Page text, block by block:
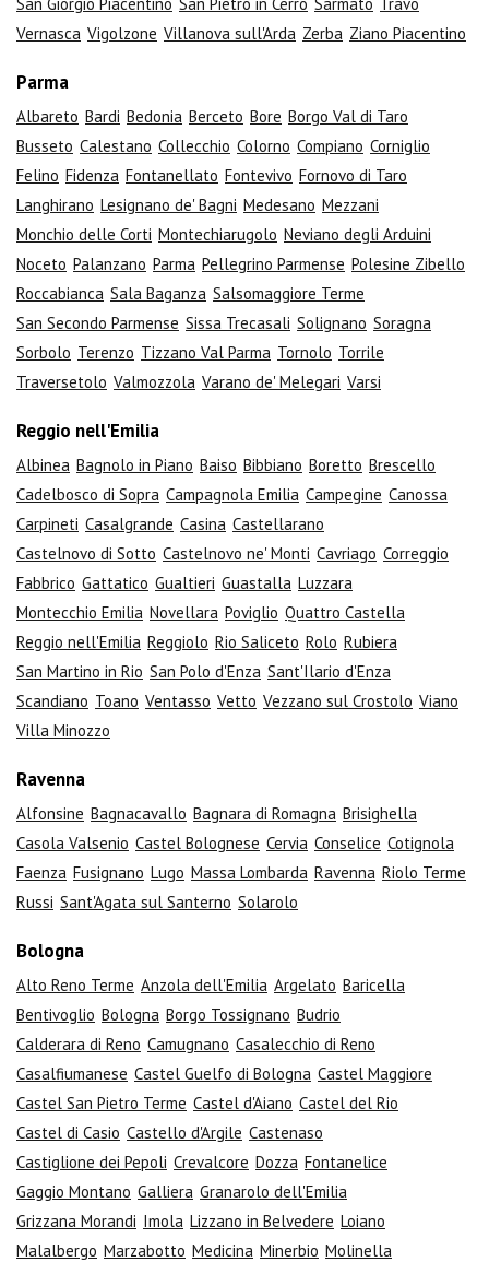
Vernasca Vigolzone Villanova sull'Arda Zerba Ziano Piacentino
Parma
Albareto Bardi Bedonia Berceto Bore Borgo Val di Taro
Busseto Calestano Collecchio Colorno Compiano Corniglio
Felino Fidenza Fontanellato Fontevivo Fornovo di Taro
Langhirano Lesignano de' Bagni Medesano Mezzani
Monchio delle Corti Montechiarugolo Neviano degli Arduini
Noceto Palanzano Parma Pellegrino Parmense Polesine Zibello
Roccabianca Sala Baganza Salsomaggiore Terme
San Secondo Parmense Sissa Trecasali Solignano Soragna
Sorbolo Terenzo Tizzano Val Parma Tornolo Torrile
Traversetolo Valmozzola Varano de' Melegari Varsi
Reggio nell'Emilia
Albinea Bagnolo in Piano Baiso Bibbiano Boretto Brescello
Cadelbosco di Sopra Campagnola Emilia Campegine Canossa
Carpineti Casalgrande Casina Castellarano
Castelnovo di Sotto Castelnovo ne' Monti Cavriago Correggio
Fabbrico Gattatico Gualtieri Guastalla Luzzara
Montecchio Emilia Novellara Poviglio Quattro Castella
Reggio nell'Emilia Reggiolo Rio Saliceto Rolo Rubiera
San Martino in Rio San Polo d'Enza Sant'Ilario d'Enza
Scandiano Toano Ventasso Vetto Vezzano sul Crostolo Viano
Villa Minozzo
Ravenna
Alfonsine Bagnacavallo Bagnara di Romagna Brisighella
Casola Valsenio Castel Bolognese Cervia Conselice Cotignola
Faenza Fusignano Lugo Massa Lombarda Ravenna Riolo Terme
Russi Sant'Agata sul Santerno Solarolo
Bologna
Alto Reno Terme Anzola dell'Emilia Argelato Baricella
Bentivoglio Bologna Borgo Tossignano Budrio
Calderara di Reno Camugnano Casalecchio di Reno
Casalfiumanese Castel Guelfo di Bologna Castel Maggiore
Castel San Pietro Terme Castel d'Aiano Castel del Rio
Castel di Casio Castello d'Argile Castenaso
Castiglione dei Pepoli Crevalcore Dozza Fontanelice
Gaggio Montano Galliera Granarolo dell'Emilia
Grizzana Morandi Imola Lizzano in Belvedere Loiano
Malalbergo Marzabotto Medicina Minerbio Molinella